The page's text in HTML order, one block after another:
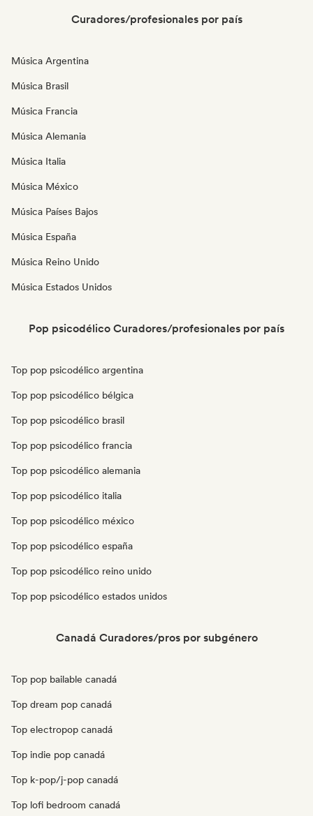
Curadores/profesionales por país
Música Argentina
Música Brasil
Música Francia
Música Alemania
Música Italia
Música México
Música Países Bajos
Música España
Música Reino Unido
Música Estados Unidos
Pop psicodélico Curadores/profesionales por país
Top pop psicodélico argentina
Top pop psicodélico bélgica
Top pop psicodélico brasil
Top pop psicodélico francia
Top pop psicodélico alemania
Top pop psicodélico italia
Top pop psicodélico méxico
Top pop psicodélico españa
Top pop psicodélico reino unido
Top pop psicodélico estados unidos
Canadá Curadores/pros por subgénero
Top pop bailable canadá
Top dream pop canadá
Top electropop canadá
Top indie pop canadá
Top k-pop/j-pop canadá
Top lofi bedroom canadá